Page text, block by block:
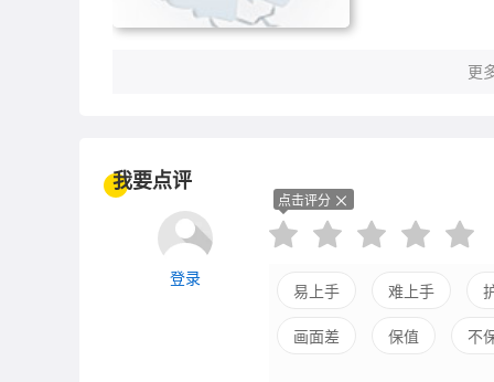
更
我要点评
登录
点击评分
易上手 难上手
画面差 保值 不